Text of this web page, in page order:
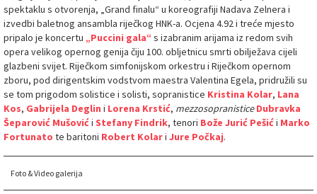
spektaklu s otvorenja, „Grand finalu“ u koreografiji Nadava Zelnera i
izvedbi baletnog ansambla riječkog HNK-a. Ocjena 4.92 i treće mjesto
pripalo je koncertu „Puccini gala“ s izabranim arijama iz redom svih
opera velikog opernog genija čiju 100. obljetnicu smrti obilježava cijeli
glazbeni svijet. Riječkom simfonijskom orkestru i Riječkom opernom
zboru, pod dirigentskim vodstvom maestra Valentina Egela, pridružili su
se tom prigodom solistice i solisti, sopranistice Kristina Kolar, Lana
Kos, Gabrijela Deglin i Lorena Krstić, mezzosopranistice Dubravka
Šeparović Mušovići Stefany Findrik, tenori Bože Jurić Pešići Marko
Fortunato te baritoni Robert Kolari Jure Počkaj.
Foto & Video galerija